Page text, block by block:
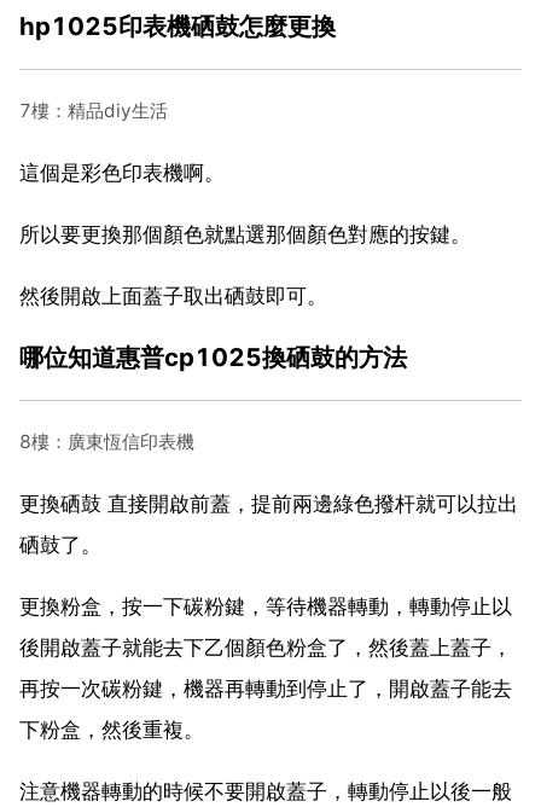
hp1025印表機硒鼓怎麼更換
7樓：精品diy生活
這個是彩色印表機啊。
所以要更換那個顏色就點選那個顏色對應的按鍵。
然後開啟上面蓋子取出硒鼓即可。
哪位知道惠普cp1025換硒鼓的方法
8樓：廣東恆信印表機
更換硒鼓 直接開啟前蓋，提前兩邊綠色撥杆就可以拉出
硒鼓了。
更換粉盒，按一下碳粉鍵，等待機器轉動，轉動停止以
後開啟蓋子就能去下乙個顏色粉盒了，然後蓋上蓋子，
再按一次碳粉鍵，機器再轉動到停止了，開啟蓋子能去
下粉盒，然後重複。
注意機器轉動的時候不要開啟蓋子，轉動停止以後一般